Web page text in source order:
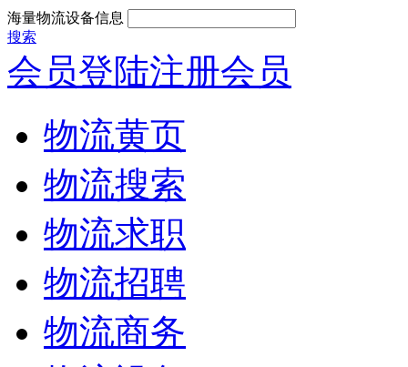
海量物流设备信息
搜索
会员登陆注册会员
物流黄页
物流搜索
物流求职
物流招聘
物流商务